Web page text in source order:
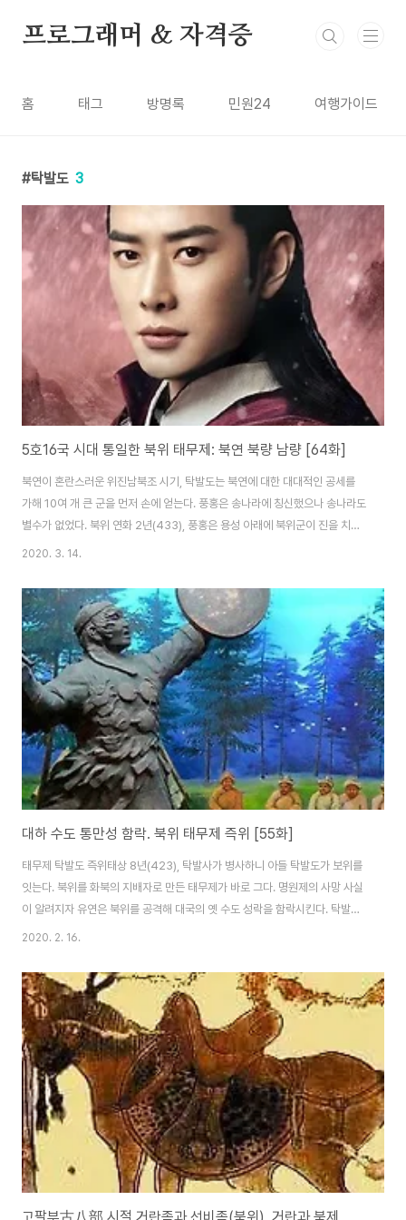
프로그래머 & 자격증
홈 태그 방명록 민원24 여행가이드
탁발도 3
5호16국 시대 통일한 북위 태무제: 북연 북량 남량 [64화]
북연이 혼란스러운 위진남북조 시기, 탁발도는 북연에 대한 대대적인 공세를
가해 10여 개 큰 군을 먼저 손에 얻는다. 풍홍은 송나라에 칭신했으나 송나라도
별수가 없었다. 북위 연화 2년(433), 풍홍은 용성 아래에 북위군이 진을 치자
몰래 고구려로 도망쳤으며 북위군은 용성을 불태운다. 풍홍은 이후에 송나라로
살 당한다(437년). 이전에 동생 탁발고를 인질로 잡아 두었다가 살해한 정동
과 부고패의 5족도 도살했다. 이후 등장할 유명한 북위의 풍태후는 풍홍의 손
녀이기도 하다. 탁발도의 북방 통일을 위해 남은 건 북량 정벌뿐이다. 북량은 옛
전진의 신하 여광이 세운 후량의 후신으로 여광의 부하 저거몽손은 여광을 배
신하고 단업을 양왕凉으..
2020. 3. 14.
대하 수도 통만성 함락. 북위 태무제 즉위 [55화]
태무제 탁발도 즉위태상 8년(423), 탁발사가 병사하니 아들 탁발도가 보위를
잇는다. 북위를 화북의 지배자로 만든 태무제가 바로 그다. 명원제의 사망 사실
이 알려지자 유연은 북위를 공격해 대국의 옛 수도 성락을 함락시킨다. 탁발도
는 친히 경기를 이끌고 사흘 밤낮을 쉬지 않고 달려가 운중에 이르렀다. 유연의
용기를 얻은 북위군은 유연의 대장 어척근을 활로 쏘아 죽이며 포위를 풀었다.
시광 2년(425) 11월, 탁발도가 고비사막을 가로질러 유연을 격파했고, 이듬해
인 시광 3년(426)엔 관중의 대하를 멸망시킨다. 대하 수도 통만성위진남북조
시대 413년, 혁련발발은 대하를 세우고 유유가 동진으로 돌아간 틈을 노려 관
중을 손에 넣었..
2020. 2. 16.